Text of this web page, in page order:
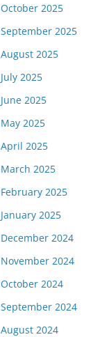
October 2025
September 2025
August 2025
July 2025
June 2025
May 2025
April 2025
March 2025
February 2025
January 2025
December 2024
November 2024
October 2024
September 2024
August 2024